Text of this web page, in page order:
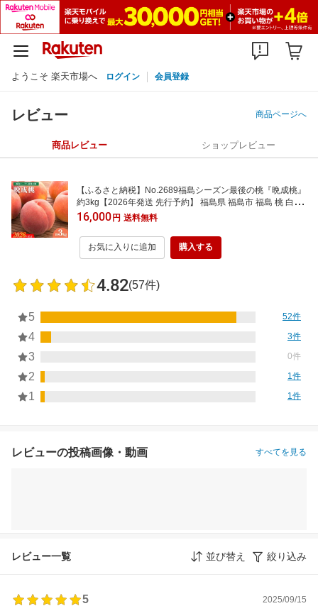
ようこそ 楽天市場へ ログイン 会員登録
レビュー 商品ページへ
商品レビュー ショップレビュー
【ふるさと納税】No.2689福島シーズン最後の桃『晩成桃』
約3kg【2026年発送 先行予約】 福島県 福島市 福島 桃 白桃
幸茜 さくら白桃 晩生 白桃 2万円以下
16,000円 送料無料
お気に入りに追加 購入する
4.82(57件)
5 52件
4 3件
3 0件
2 1件
1 1件
レビューの投稿画像・動画 すべてを見る
レビュー一覧 並び替え 絞り込み
5
2025/09/15